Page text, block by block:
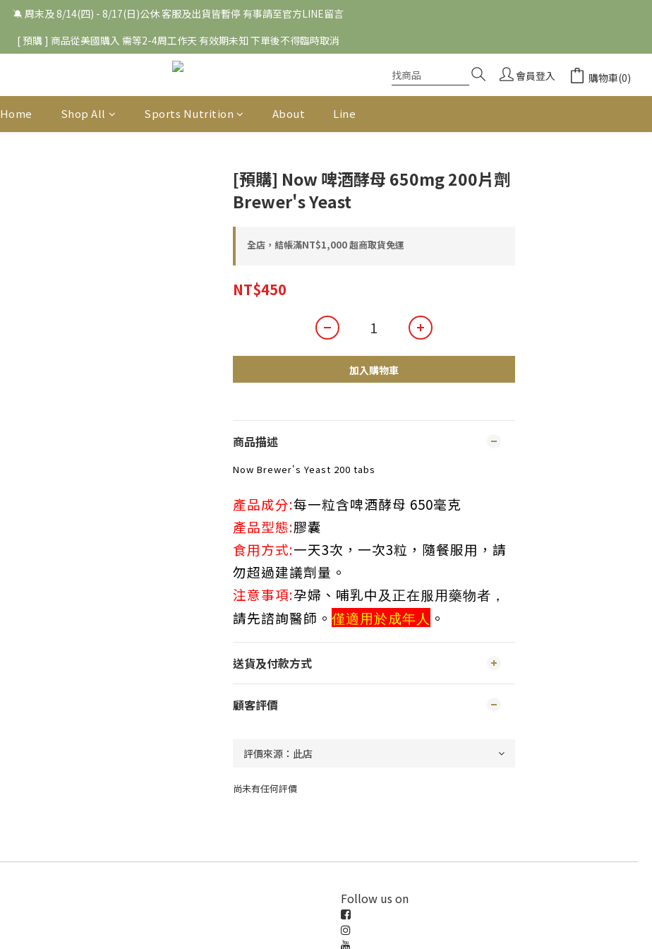
🔕 周末及 8/14(四) - 8/17(日)公休 客服及出貨皆暫停 有事請至官方LINE留言
[ 預購 ] 商品從美國購入 需等2-4周工作天 有效期未知 下單後不得臨時取消
會員登入 購物車(0)
Home Shop All Sports Nutrition About Line
[預購] Now 啤酒酵母 650mg 200片劑
Brewer's Yeast
全店，結帳滿NT$1,000 超商取貨免運
NT$450
加入購物車
商品描述
Now Brewer's Yeast 200 tabs
產品成分:每一粒含啤酒酵母 650毫克
產品型態:膠囊
食用方式:一天3次，一次3粒，隨餐服用，請
勿超過建議劑量 。
注意事項:孕婦、哺乳中及 正在服用藥物者 ，
請先諮詢醫師 。 僅適用於成年人 。
送貨及付款方式
顧客評價
尚未有任何評價
Follow us on